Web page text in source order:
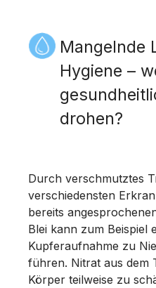
Mangelnde
Hygiene –
drohen?
Durch verschmutztes
verschiedensten
bereits
Blei kann zum Beispiel
Kupferaufnahme zu
führen. Nitrat aus dem
Körper teilweise zu